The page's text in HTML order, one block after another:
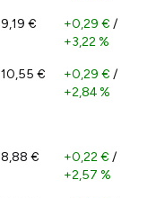
9,19 € +0,29 € /
+3,22 %
10,55 € +0,29 € /
+2,84 %
8,88 € +0,22 € /
+2,57 %